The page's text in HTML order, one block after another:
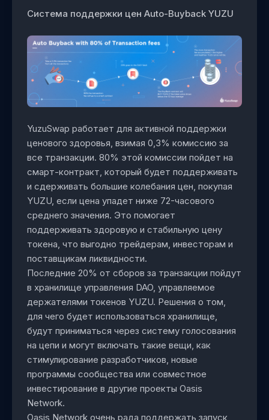
Система поддержки цен Auto-Buyback YUZU
YuzuSwap работает для активной поддержки
ценового здоровья, взимая 0,3% комиссию за
все транзакции. 80% этой комиссии пойдет на
смарт-контракт, который будет поддерживать
и сдерживать большие колебания цен, покупая
YUZU, если цена упадет ниже 72-часового
среднего значения. Это помогает
поддерживать здоровую и стабильную цену
токена, что выгодно трейдерам, инвесторам и
поставщикам ликвидности.
Последние 20% от сборов за транзакции пойдут
в хранилище управления DAO, управляемое
держателями токенов YUZU. Решения о том,
для чего будет использоваться хранилище,
будут приниматься через систему голосования
на цепи и могут включать такие вещи, как
стимулирование разработчиков, новые
программы сообщества или совместное
инвестирование в другие проекты Oasis
Network.
Oasis Network очень рада поддержать запуск